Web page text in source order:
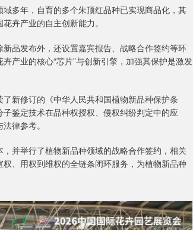
多年，自育的多个朱顶红品种已实现商品化，其
卉产业的自主创新能力。
品发布外，还设置嘉宾报告、战略合作签约等环
产业的核心“芯片”与创新引擎，加强其保护是激发
新修订的《中华人民共和国植物新品种保护条
鉴定技术在品种权授权、侵权纠纷判定中的应
律参考。
并举行了植物新品种领域的战略合作签约，相关
、用权到维权的全链条闭环服务，为植物新品种